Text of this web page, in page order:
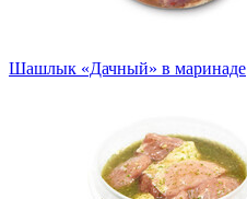
Шашлык «Дачный» в маринаде